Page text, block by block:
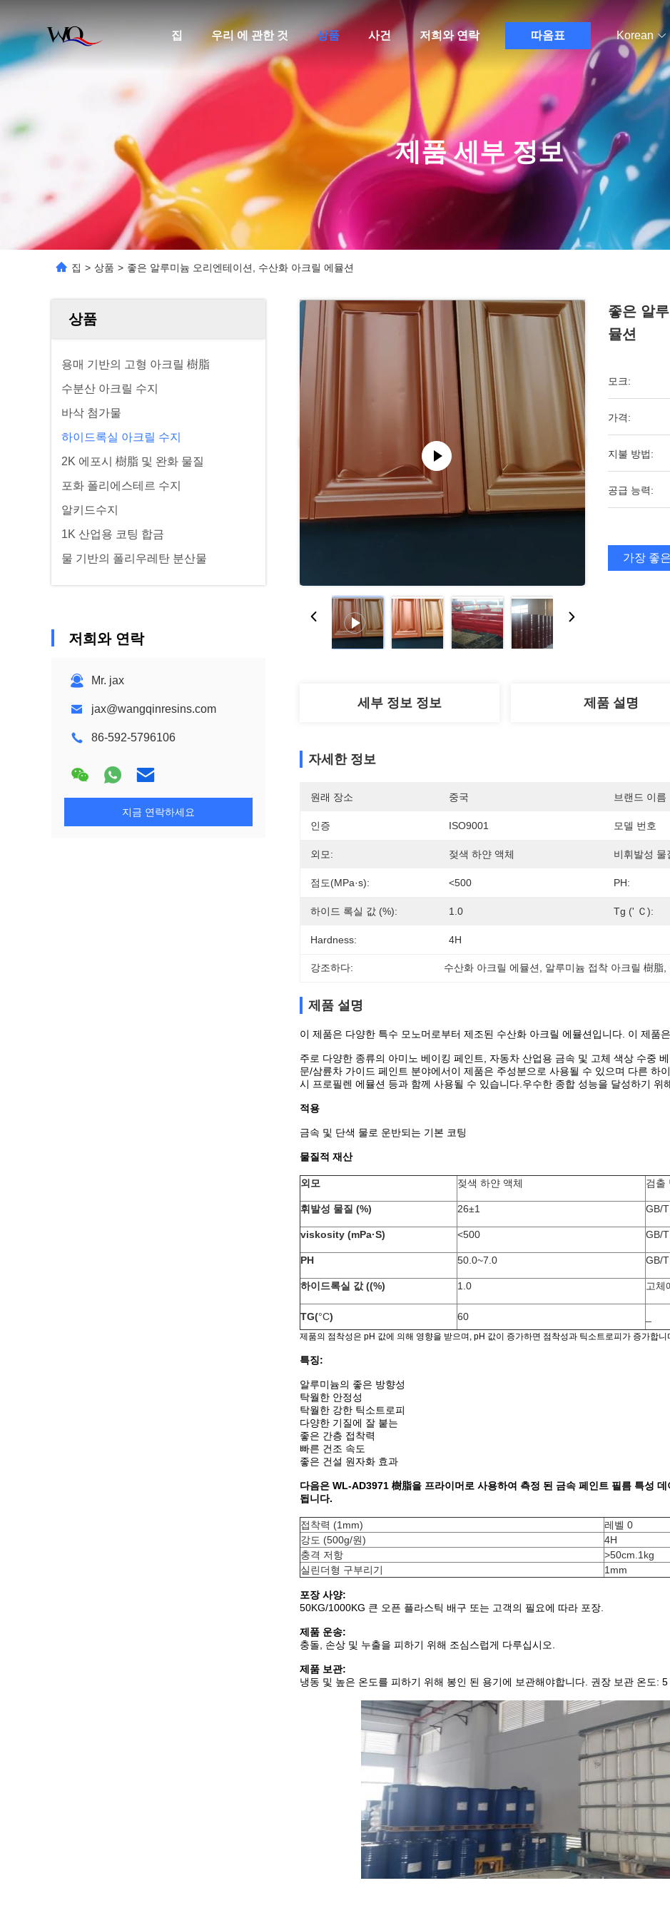
집 우리 에 관한 것 상품 사건 저희와 연락 따옴표 Korean
제품 세부 정보
집 > 상품 > 좋은 알루미늄 오리엔테이션, 수산화 아크릴 에뮬션
상품
용매 기반의 고형 아크릴 樹脂
수분산 아크릴 수지
바삭 첨가물
하이드록실 아크릴 수지
2K 에포시 樹脂 및 완화 물질
포화 폴리에스테르 수지
알키드수지
1K 산업용 코팅 합금
물 기반의 폴리우레탄 분산물
저희와 연락
Mr. jax
jax@wangqinresins.com
86-592-5796106
지금 연락하세요
좋은 알
뮬션
모크:
가격:
지불 방법:
공급 능력:
가장 좋
세부 정보 정보 제품 설명
자세한 정보
원래 장소 중국 브랜드 이름
인증 ISO9001 모델 번호
외모: 젖색 하얀 액체 비휘발성 물
점도(mPa·s): <500 PH:
하이드 록실 값 (%): 1.0 Tg (' Ｃ):
Hardness: 4H
강조하다: 수산화 아크릴 에뮬션 알루미늄 접착 아크릴 樹脂
제품 설명
이 제품은 다양한 특수 모노머로부터 제조된 수산화 아크릴 에뮬션입니다. 이 제품
주로 다양한 종류의 아미노 베이킹 페인트, 자동차 산업용 금속 및 고체 색상 수중
문/삼륜차 가이드 페인트 분야에서이 제품은 주성분으로 사용될 수 있으며 다른 하
시 프로필렌 에뮬션 등과 함께 사용될 수 있습니다.우수한 종합 성능을 달성하기 위
적용
금속 및 단색 물로 운반되는 기본 코팅
물질적 재산
외모 젖색 하얀 액체 검출
휘발성 물질 (%) 26±1 GB/
viskosity (mPa·S) <500 GB/
PH 50.0~7.0 GB/
하이드록실 값 ((%) 1.0 고체
TG(°C) 60
제품의 점착성은 pH 값에 의해 영향을 받으며, pH 값이 증가하면 점착성과 틱소트로피가 증가합니
특징:
알루미늄의 좋은 방향성
탁월한 안정성
탁월한 강한 틱소트로피
다양한 기질에 잘 붙는
좋은 간층 접착력
빠른 건조 속도
좋은 건설 원자화 효과
다음은 WL-AD3971 樹脂을 프라이머로 사용하여 측정 된 금속 페인트 필름 특성
됩니다.
접착력 (1mm)
레벨 0
강도 (500g/원)
4H
충격 저항
>50cm.1kg
실린더형 구부리기
1mm
포장 사양:
50KG/1000KG 큰 오픈 플라스틱 배구 또는 고객의 필요에 따라 포장.
제품 운송:
충돌, 손상 및 누출을 피하기 위해 조심스럽게 다루십시오.
제품 보관:
냉동 및 높은 온도를 피하기 위해 봉인 된 용기에 보관해야합니다. 권장 보관 온도: 5